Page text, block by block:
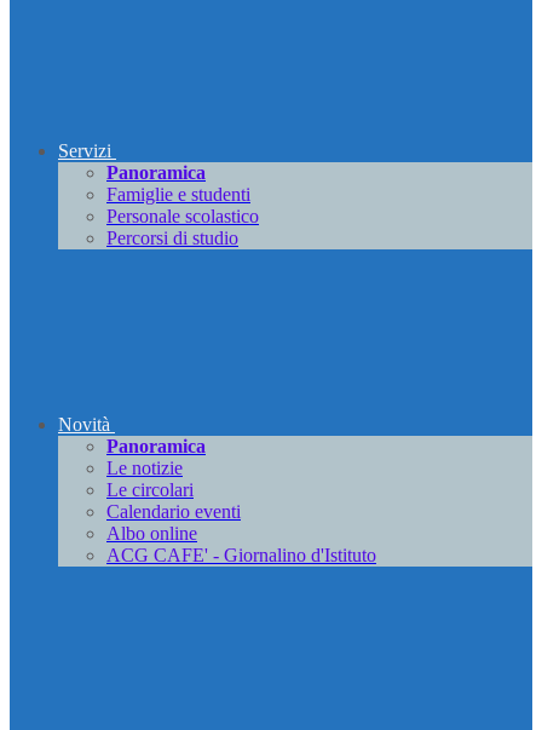
Servizi
Panoramica
Famiglie e studenti
Personale scolastico
Percorsi di studio
Novità
Panoramica
Le notizie
Le circolari
Calendario eventi
Albo online
ACG CAFE' - Giornalino d'Istituto